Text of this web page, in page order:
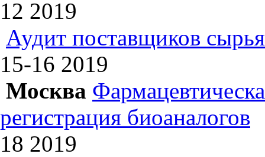
12 2019
Аудит поставщиков
15-16 2019
Москва
регистрация биоаналогов
18 2019